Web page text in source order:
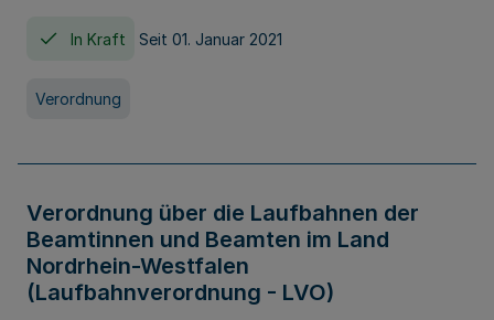
In Kraft Seit 01. Januar 2021
Verordnung
Verordnung über die Laufbahnen der
Beamtinnen und Beamten im Land
Nordrhein-Westfalen
(Laufbahnverordnung - LVO)